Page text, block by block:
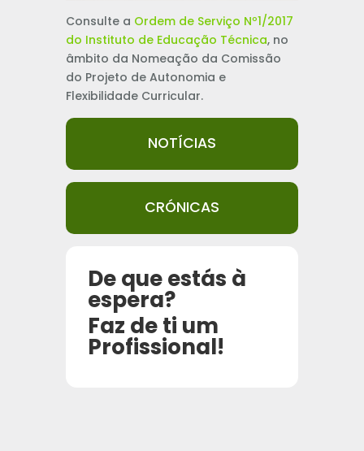
Consulte a Ordem de Serviço Nº1/2017
do Instituto de Educação Técnica, no
âmbito da Nomeação da Comissão
do Projeto de Autonomia e
Flexibilidade Curricular.
NOTÍCIAS
CRÓNICAS
De que estás à
espera?
Faz de ti um
Profissional!